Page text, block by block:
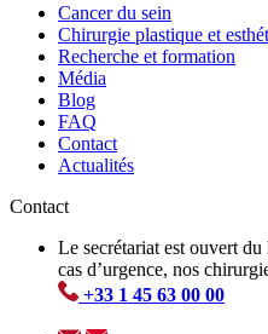
Cancer du sein
Chirurgie plastique et
Recherche et formation
Média
Blog
FAQ
Contact
Actualités
Contact
Le secrétariat est ouvert
cas d’urgence, nos
+33 1 45 63 00 00